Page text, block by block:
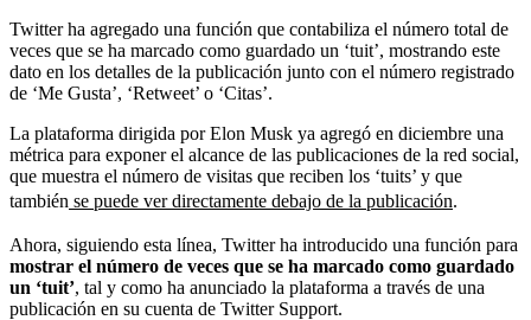
Twitter ha agregado una función que contabiliza el número total de
veces que se ha marcado como guardado un ‘tuit’, mostrando este
dato en los detalles de la publicación junto con el número registrado
de ‘Me Gusta’, ‘Retweet’ o ‘Citas’.
La plataforma dirigida por Elon Musk ya agregó en diciembre una
métrica para exponer el alcance de las publicaciones de la red social,
que muestra el número de visitas que reciben los ‘tuits’ y que
también se puede ver directamente debajo de la publicación.
Ahora, siguiendo esta línea, Twitter ha introducido una función para
mostrar el número de veces que se ha marcado como guardado
un ‘tuit’, tal y como ha anunciado la plataforma a través de una
publicación en su cuenta de Twitter Support.